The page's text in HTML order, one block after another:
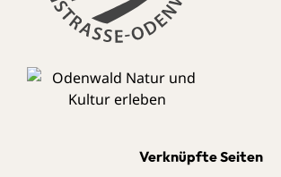
Verknüpfte Seiten